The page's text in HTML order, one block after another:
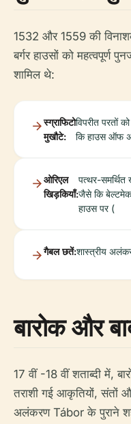
1532 और 1559 की
बर्गर हाउसों को महत्वपूर्ण
शामिल थे:
स्ग्राफिटो
मुखौटे:
विपरीत परतों
कि हाउस ऑफ
ओरिएल
खिड़कियाँ:
पत्थर-समर्थित
जैसे कि
हाउस पर (
गैबल छतें:शास्त्रीय
बारोक और
17 वीं -18 वीं शताब्दी में,
तराशी गई आकृतियों, संतों
अलंकरण Tábor के पुराने